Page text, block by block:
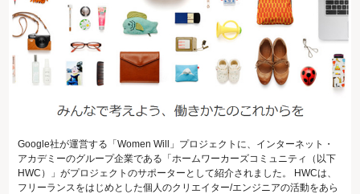
Google社が運営する「Women Will」プロジェクトに、インターネット・
アカデミーのグループ企業である「ホームワーカーズコミュニティ（以下
HWC）」がプロジェクトのサポーターとして紹介されました。 HWCは、
フリーランスをはじめとした個人のクリエイター/エンジニアの活動をあら